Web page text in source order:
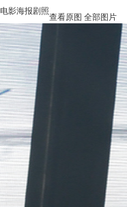
电影海报剧照
查看原图 全部图片